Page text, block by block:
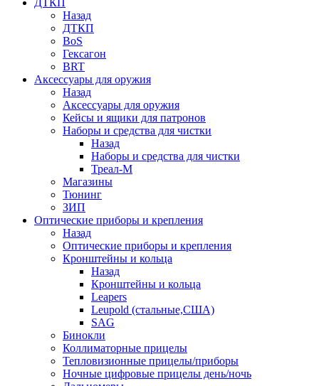
ДТКП
Назад
ДТКП
BoS
Гексагон
BRT
Аксессуары для оружия
Назад
Аксессуары для оружия
Кейсы и ящики для патронов
Наборы и средства для чистки
Назад
Наборы и средства для чистки
Треал-М
Магазины
Тюнинг
ЗИП
Оптические приборы и крепления
Назад
Оптические приборы и крепления
Кронштейны и кольца
Назад
Кронштейны и кольца
Leapers
Leupold (стальные,США)
SAG
Бинокли
Коллиматорные прицелы
Тепловизионные прицелы/приборы
Ночные цифровые прицелы день/ночь